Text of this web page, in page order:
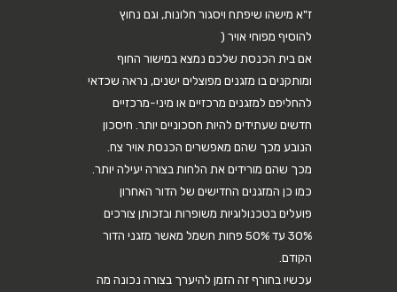
ז"א מישהו שיפתח ויסגור חלונות, וגם נחוץ
להוסיף מפוחי אויר (
אם בית הכנסת שלכם נמצא במישור החוף
ומותקנים בו מזגנים מפוצלים ישנים, נראה שכדאי
להחליפם למזגנים מרכזיים או מיני-מרכזיים
חדשים שעתידים להיות חסכוניים יותר. חיסכון
הנובע מכך שהם מאפשרים הכנסת אויר צח.
מכך שהם מורידים את הלחות בצורה יעילה יותר.
כמו כן המזגנים החדישים של הדור האחרון
פועלים בטכנולוגיות משופרות ובזכותן צורכים
30% עד 50% פחות חשמל מאשר מזגני הדור
הקודם.
עכשיו בחורף זה הזמן להיערך בצורה נכונה מה